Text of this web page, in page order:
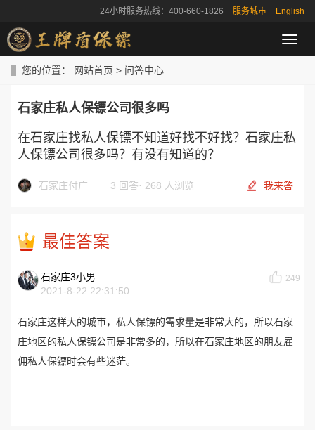
24小时服务热线：400-660-1826 服务城市 English
导
航
您的位置： 网站首页 > 问答中心
石家庄私人保镖公司很多吗
在石家庄找私人保镖不知道好找不好找？石家庄私
人保镖公司很多吗？有没有知道的？
石家庄付广 3 回答· 268 人浏览 我来答
最佳答案
石家庄3小男
2021-8-22 22:31:50
249
石家庄这样大的城市，私人保镖的需求量是非常大的，所以石家
庄地区的私人保镖公司是非常多的，所以在石家庄地区的朋友雇
佣私人保镖时会有些迷茫。